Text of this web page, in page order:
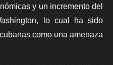
y un incremento del
lo cual ha sido
como una amenaza